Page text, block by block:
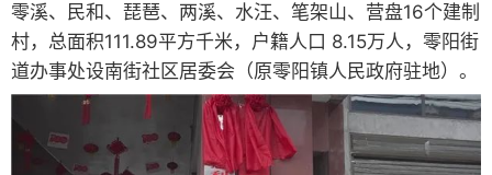
零溪、民和、琵琶、两溪、水汪、笔架山、营盘16个建制
村，总面积111.89平方千米，户籍人口 8.15万人，零阳街
道办事处设南街社区居委会（原零阳镇人民政府驻地）。